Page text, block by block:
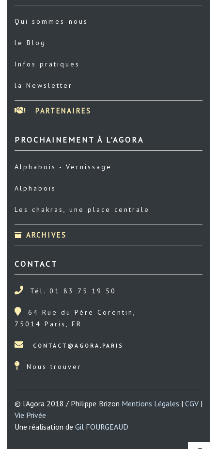
Qui sommes-nous
le Blog
Infos pratiques
la Newsletter
PARTENAIRES
PROCHAINEMENT À L'AGORA
Alphabois - Vernissage
Alphabois
Les chakras, une place centrale
ARCHIVES
CONTACT
Tél. 01 83 75 19 50
64 Rue du Père Corentin,
75014 Paris, FR
Nous trouver
© l'Agora 2018 / Philippe Brizon Mentions Légales | CGV|
Vie Privée
Une réalisation de Gil FOURGEAUD